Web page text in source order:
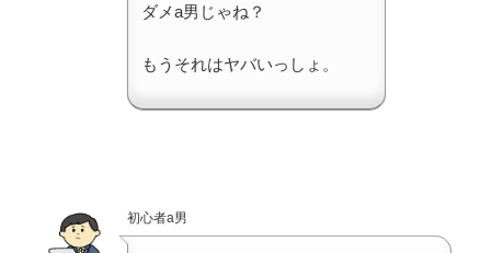
ダメa男じゃね？
もうそれはヤバいっしょ。
初心者a男